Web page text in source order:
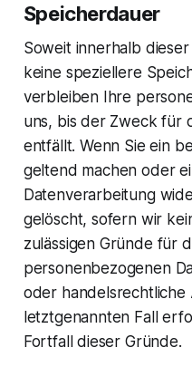
Speicherdauer
Soweit innerhalb
keine speziellere
verbleiben Ihre
uns, bis der Zweck für
entfällt. Wenn Sie ein
geltend machen oder
Datenverarbeitung
gelöscht, sofern wir
zulässigen Gründe für
personenbezogenen
oder handelsrechtliche
letztgenannten Fall
Fortfall dieser Gründe.